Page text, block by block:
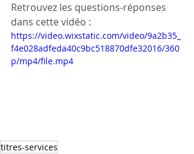
Retrouvez les questions-réponses
dans cette vidéo :
https://video.wixstatic.com/video/9a2b35_
f4e028adfeda40c9bc518870dfe32016/360
p/mp4/file.mp4
titres-services